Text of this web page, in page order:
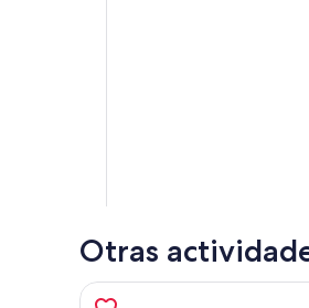
Otras